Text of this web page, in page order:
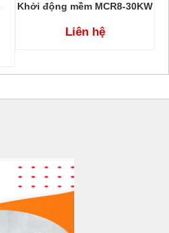
Khởi động mềm MCR8-30KW
Liên hệ